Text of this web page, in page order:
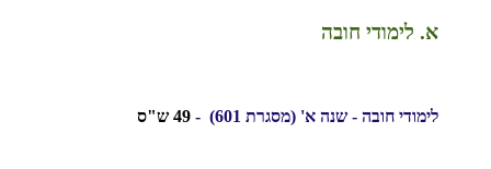
א. לימודי חובה
לימודי חובה - שנה א' (מסגרת 601) - 49 ש"ס